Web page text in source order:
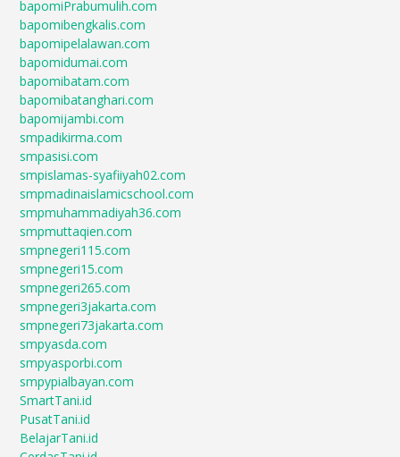
bapomiPrabumulih.com
bapomibengkalis.com
bapomipelalawan.com
bapomidumai.com
bapomibatam.com
bapomibatanghari.com
bapomijambi.com
smpadikirma.com
smpasisi.com
smpislamas-syafiiyah02.com
smpmadinaislamicschool.com
smpmuhammadiyah36.com
smpmuttaqien.com
smpnegeri115.com
smpnegeri15.com
smpnegeri265.com
smpnegeri3jakarta.com
smpnegeri73jakarta.com
smpyasda.com
smpyasporbi.com
smpypialbayan.com
SmartTani.id
PusatTani.id
BelajarTani.id